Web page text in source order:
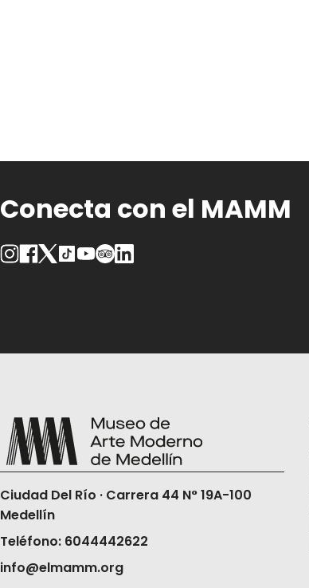
Conecta con el MAMM
Ciudad Del Río · Carrera 44 N° 19A-100
Medellín
Teléfono: 6044442622
info@elmamm.org